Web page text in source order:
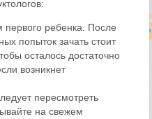
первого ребенка. После
попыток зачать стоит
осталось достаточно
возникнет
пересмотреть
на свежем